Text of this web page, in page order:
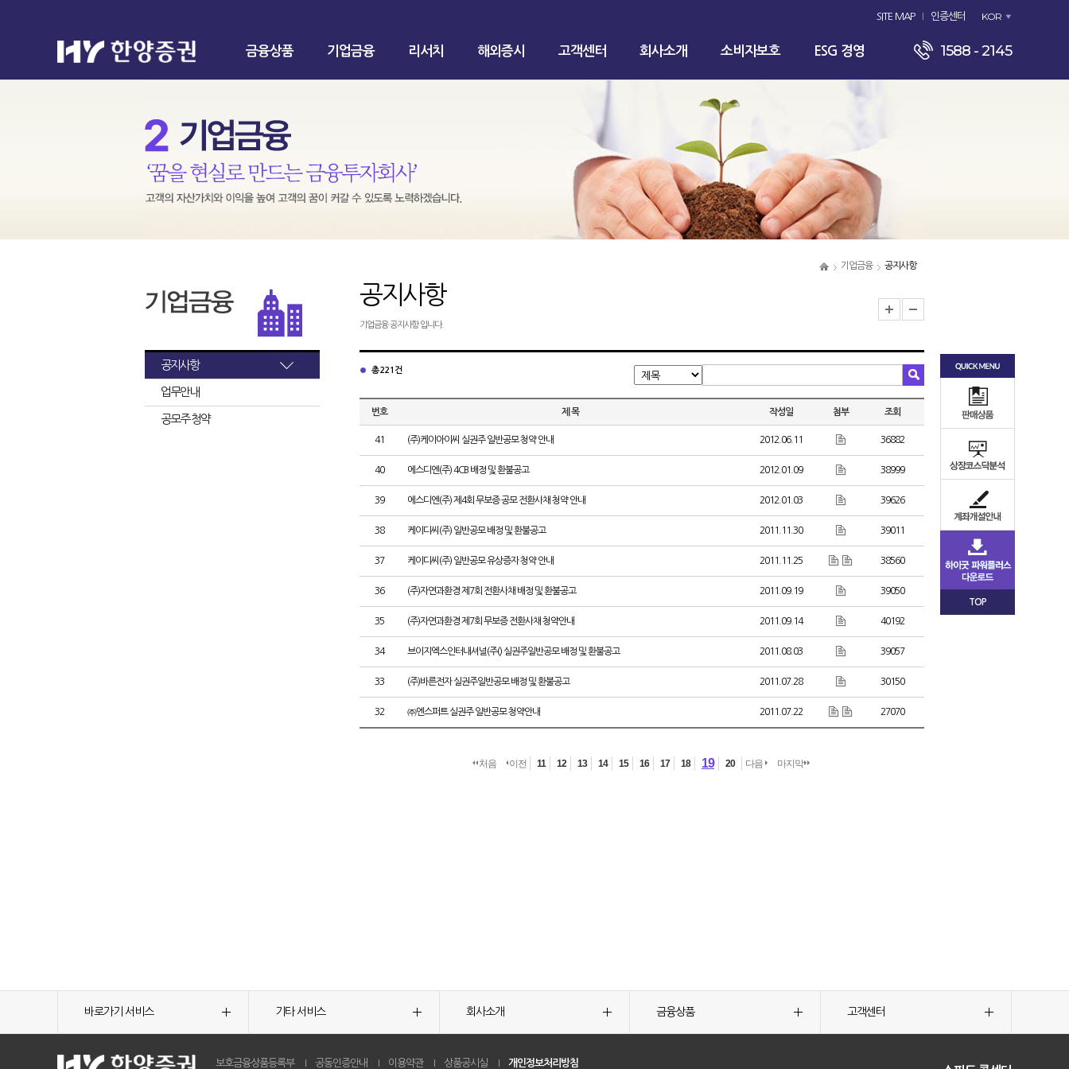
SITE MAP 인증센터 KOR
금융상품 기업금융 리서치 해외증시 고객센터 회사소개 소비자보호 ESG 경영 1588 - 2145
기업금융 공지사항
공지사항
업무안내
공모주 청약
공지사항
기업금융 공지사항 입니다.
총 221건
번호 제 목 작성일 첨부 조회
41 (주)케이아이씨 실권주 일반공모 청약 안내 2012.06.11 36882
40 에스디엔(주) 4CB 배정 및 환불공고 2012.01.09 38999
39 에스디엔(주) 제4회 무보증 공모 전환사채 청약 안내 2012.01.03 39626
38 케이디씨(주) 일반공모 배정 및 환불공고 2011.11.30 39011
37 케이디씨(주) 일반공모 유상증자 청약 안내 2011.11.25 38560
36 (주)자연과환경 제7회 전환사채 배정 및 환불공고 2011.09.19 39050
35 (주)자연과환경 제7회 무보증 전환사채 청약안내 2011.09.14 40192
34 브이지엑스인터내셔널(주() 실권주일반공모 배정 및 환불공고 2011.08.03 39057
33 (주)바른전자 실권주일반공모 배정 및 환불공고 2011.07.28 30150
32 ㈜엔스퍼트 실권주 일반공모 청약안내 2011.07.22 27070
처음 이전 11 12 13 14 15 16 17 18 19 20 다음 마지막
TOP
바로가기 서비스 기타 서비스 회사소개 금융상품 고객센터
보호금융상품등록부 공동인증안내 이용약관 상품공시실 개인정보처리방침